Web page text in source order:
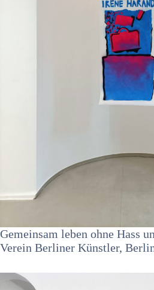
Gemeinsam leben ohne Hass
Verein Berliner Künstler,